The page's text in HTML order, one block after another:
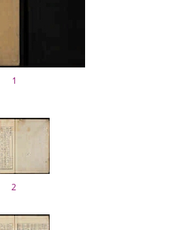
1
2